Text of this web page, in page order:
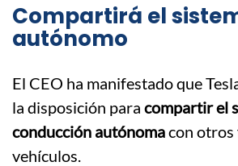
Compartirá el
autónomo
El CEO ha manifestado que
la disposición para compartir el
conducción autónomacon otros
vehículos.